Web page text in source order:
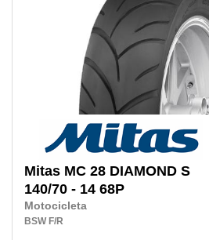
Mitas MC 28 DIAMOND S
140/70 - 14 68P
Motocicleta
BSW F/R